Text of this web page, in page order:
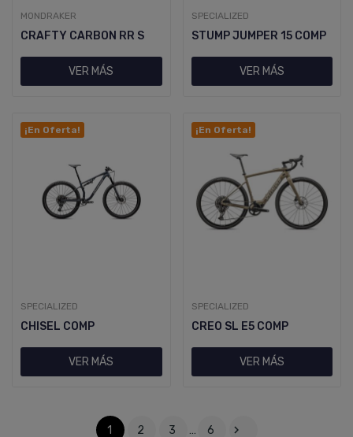
VER MÁS
MONDRAKER
CRAFTY CARBON RR S
VER MÁS
SPECIALIZED
STUMP JUMPER 15 COMP
¡En Oferta!
VER MÁS
SPECIALIZED
CHISEL COMP
¡En Oferta!
VER MÁS
SPECIALIZED
CREO SL E5 COMP
1 2 3 … 6 